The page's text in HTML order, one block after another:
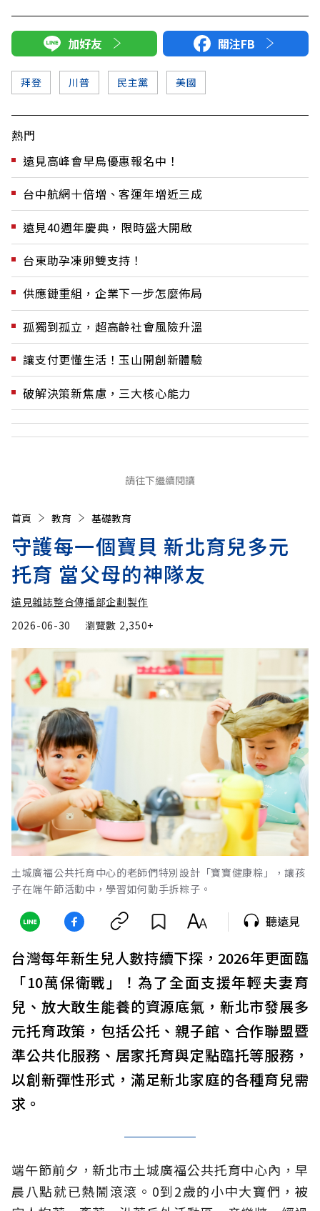
加好友 關注FB
拜登 川普 民主黨 美國
熱門
遠見高峰會早鳥優惠報名中！
台中航網十倍增、客運年增近三成
遠見40週年慶典，限時盛大開啟
台東助孕凍卵雙支持！
供應鏈重組，企業下一步怎麼佈局
孤獨到孤立，超高齡社會風險升溫
讓支付更懂生活！玉山開創新體驗
破解決策新焦慮，三大核心能力
請往下繼續閱讀
首頁 教育 基礎教育
守護每一個寶貝 新北育兒多元
托育 當父母的神隊友
遠見雜誌整合傳播部企劃製作
2026-06-30
瀏覽數 2,350+
土城廣福公共托育中心的老師們特別設計「寶寶健康粽」，讓孩
子在端午節活動中，學習如何動手拆粽子。
聽遠見
台灣每年新生兒人數持續下探，2026年更面臨
「10萬保衛戰」！為了全面支援年輕夫妻育
兒、放大敢生能養的資源底氣，新北市發展多
元托育政策，包括公托、親子館、合作聯盟暨
準公共化服務、居家托育與定點臨托等服務，
以創新彈性形式，滿足新北家庭的各種育兒需
求。
端午節前夕，新北市土城廣福公共托育中心內，早
晨八點就已熱鬧滾滾。0到2歲的小中大寶們，被